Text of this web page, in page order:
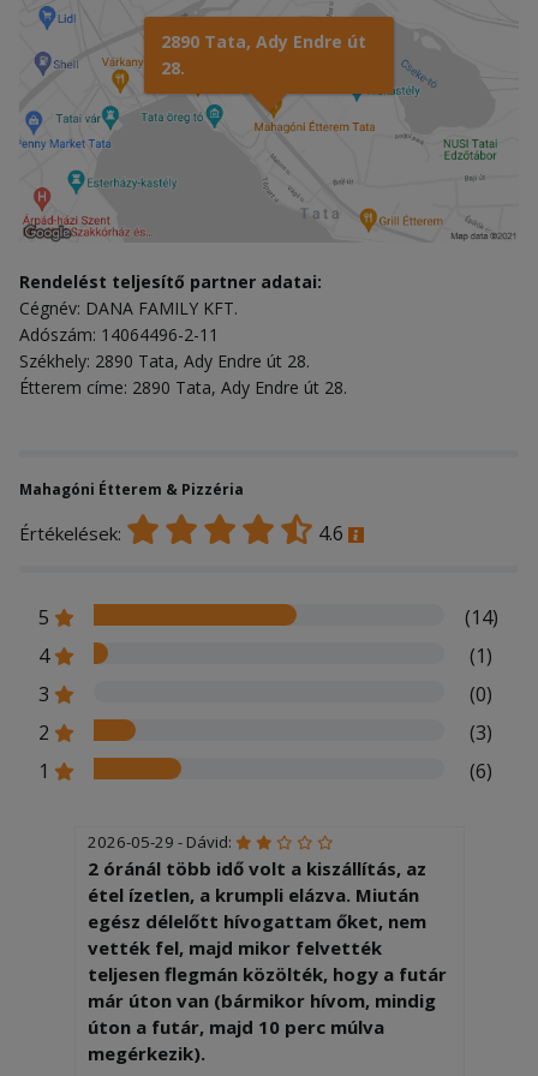
2890 Tata, Ady Endre út
28.
Rendelést teljesítő partner adatai:
Cégnév: DANA FAMILY KFT.
Adószám: 14064496-2-11
Székhely: 2890 Tata, Ady Endre út 28.
Étterem címe: 2890 Tata, Ady Endre út 28.
Mahagóni Étterem & Pizzéria
Értékelések: 4.6
5
(14)
4
(1)
3
(0)
2
(3)
1
(6)
2026-05-29 - Dávid:
2 óránál több idő volt a kiszállítás, az
étel ízetlen, a krumpli elázva. Miután
egész délelőtt hívogattam őket, nem
vették fel, majd mikor felvették
teljesen flegmán közölték, hogy a futár
már úton van (bármikor hívom, mindig
úton a futár, majd 10 perc múlva
megérkezik).